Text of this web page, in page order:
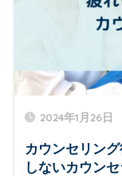
2024年1月26日
カウンセリン
しないカウン